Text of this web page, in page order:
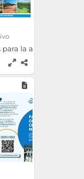
Panamá. Edición
para la aplicación de